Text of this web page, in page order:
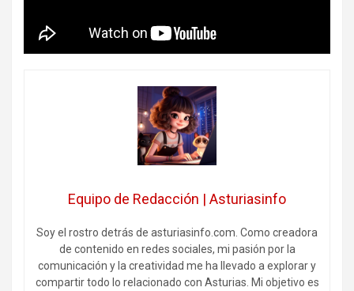
Equipo de Redacción | Asturiasinfo
Soy el rostro detrás de asturiasinfo.com. Como creadora
de contenido en redes sociales, mi pasión por la
comunicación y la creatividad me ha llevado a explorar y
compartir todo lo relacionado con Asturias. Mi objetivo es